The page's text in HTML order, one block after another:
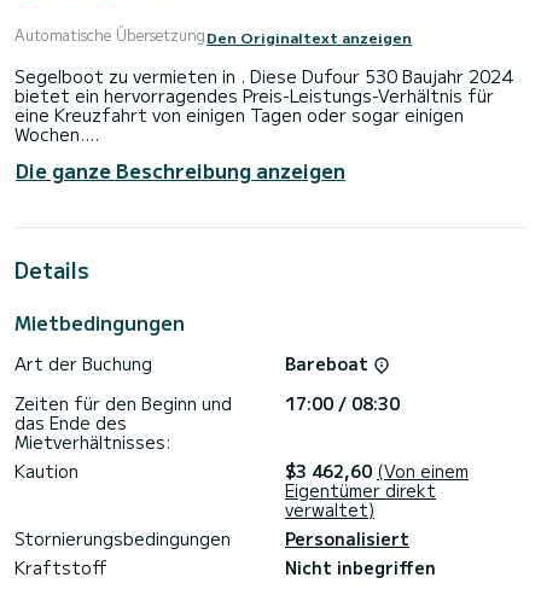
Automatische ÜbersetzungDen Originaltext anzeigen
Segelboot zu vermieten in . Diese Dufour 530 Baujahr 2024
bietet ein hervorragendes Preis-Leistungs-Verhältnis für
eine Kreuzfahrt von einigen Tagen oder sogar einigen
Wochen.
Das Segelboot ist 16 Meter lang und hat 80 PS. Die 5
Kabinen bieten Platz für 13 Passagiere während der
ausgestattet.
ausgestattet. Es verfügt über folgende Ausstattung:
Plancha, Badeplattform.
Buchungsanfragen und Angebote werden direkt von
SamBoat bearbeitet. Über die Plattform erhalten Sie die
Die ganze Beschreibung anzeigen
Details
Mietbedingungen
Art der Buchung
Bareboat
Zeiten für den Beginn und
das Ende des
Mietverhältnisses:
17:00 / 08:30
Kaution $3 462,60 (Von einem
Eigentümer direkt
verwaltet)
Stornierungsbedingungen
Personalisiert
Kraftstoff
Nicht inbegriffen